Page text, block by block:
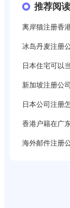
推荐阅读
离岸猫注册香
冰岛丹麦注册
日本住宅可以
新加坡注册公
日本公司注册
香港户籍在广
海外邮件注册